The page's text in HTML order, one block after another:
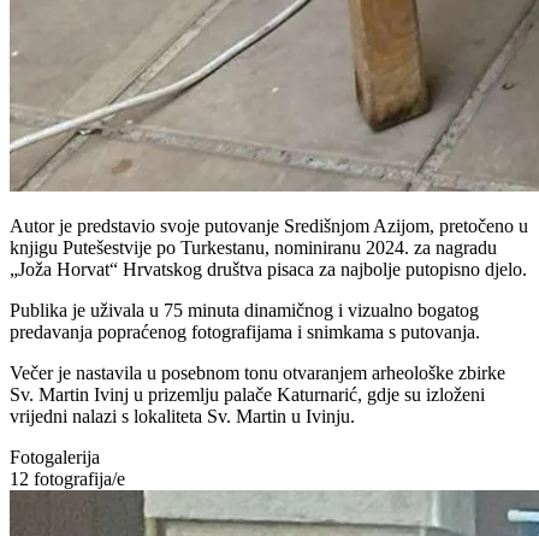
Autor je predstavio svoje putovanje Središnjom Azijom, pretočeno u
knjigu Putešestvije po Turkestanu, nominiranu 2024. za nagradu
„Joža Horvat“ Hrvatskog društva pisaca za najbolje putopisno djelo.
Publika je uživala u 75 minuta dinamičnog i vizualno bogatog
predavanja popraćenog fotografijama i snimkama s putovanja.
Večer je nastavila u posebnom tonu otvaranjem arheološke zbirke
Sv. Martin Ivinj u prizemlju palače Katurnarić, gdje su izloženi
vrijedni nalazi s lokaliteta Sv. Martin u Ivinju.
Fotogalerija
12 fotografija/e